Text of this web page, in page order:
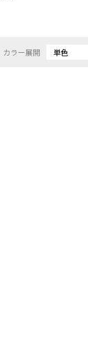
カラー展開 単色